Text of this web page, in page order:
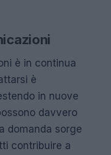
è in continua
è
in nuove
davvero
domanda sorge
contribuire a